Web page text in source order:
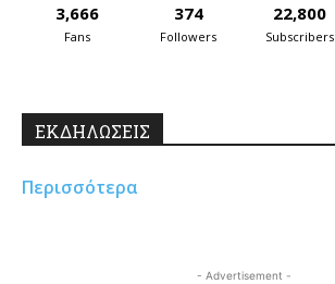
3,666
Fans
374
Followers
22,800
Subscribers
ΕΚΔΗΛΩΣΕΙΣ
Περισσότερα
- Advertisement -